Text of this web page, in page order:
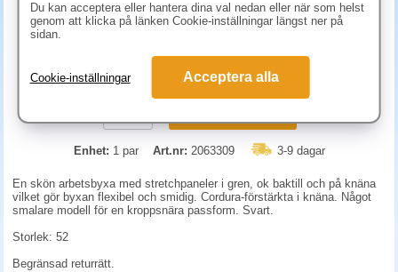
1367.50 kr (inkl. moms)
Enhet: 1 par Art.nr: 2063309 3-9 dagar
En skön arbetsbyxa med stretchpaneler i gren, ok baktill och på knäna
vilket gör byxan flexibel och smidig. Cordura-förstärkta i knäna. Något
smalare modell för en kroppsnära passform. Svart.
Storlek: 52
Begränsad returrätt.
Du kan acceptera eller hantera dina val nedan eller när som helst
genom att klicka på länken Cookie-inställningar längst ner på
sidan.
Cookie-inställningar Acceptera alla